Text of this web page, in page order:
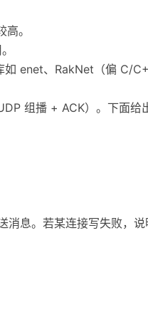
。
enet、RakNet（偏 C/
组播 + ACK）。下面给
消息。若某连接写失败，